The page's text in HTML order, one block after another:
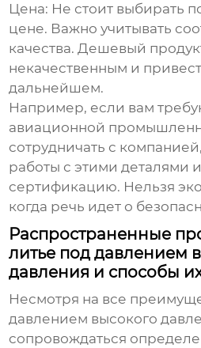
Цена: Не стоит выбирать
цене. Важно учитывать
качества. Дешевый
некачественным и
дальнейшем.
Например, если вам
авиационной
сотрудничать с
работы с этими деталями
сертификацию. Нельзя
когда речь идет о
Распространенные
литье под давлением
давления и способы
Несмотря на все
давлением высокого
сопровождаться